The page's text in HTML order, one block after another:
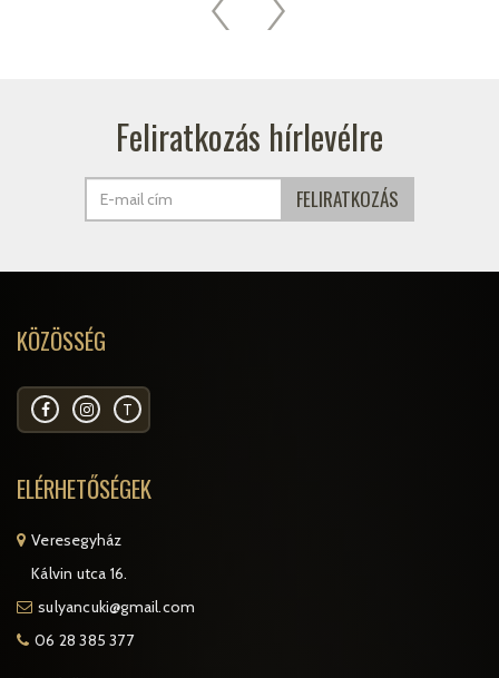
Feliratkozás hírlevélre
KÖZÖSSÉG
T
ELÉRHETŐSÉGEK
Veresegyház
Kálvin utca 16.
sulyancuki@gmail.com
06 28 385 377